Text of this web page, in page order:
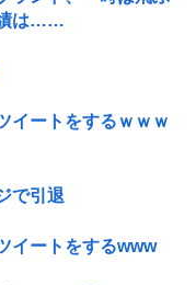
績は……
イートをするｗｗｗ
で引退
イートをするwww